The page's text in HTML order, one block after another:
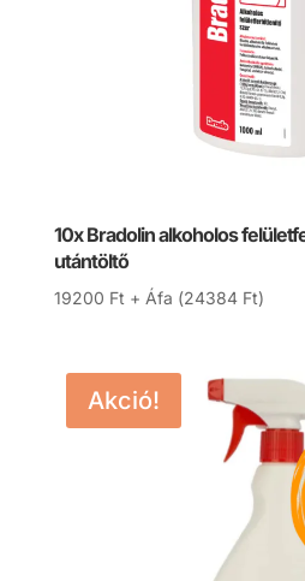
10x Bradolin alkoholos
utántöltő
19200 Ft + Áfa (24384 Ft)
Akció!